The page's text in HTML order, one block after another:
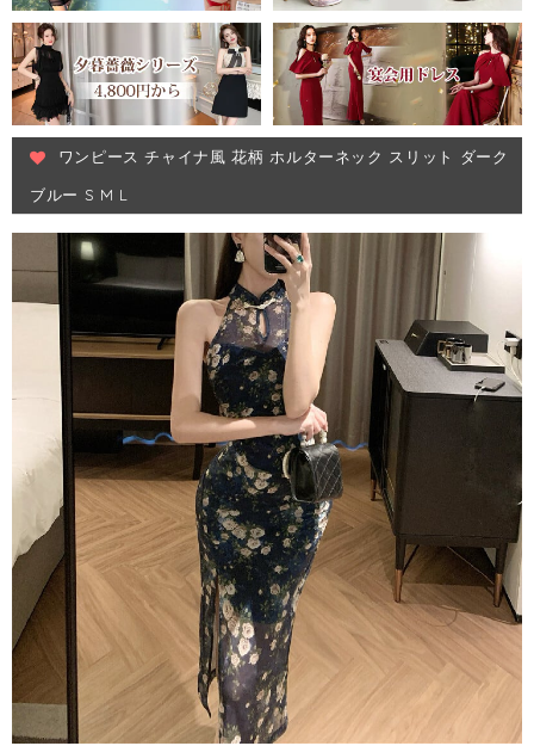
ワンピース チャイナ風 花柄 ホルターネック スリット ダーク
ブルー S M L